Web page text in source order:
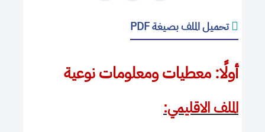
تحميل الملف بصيغة PDF
أولًا: معطيات ومعلومات نوعية
الملف الاقليمي: